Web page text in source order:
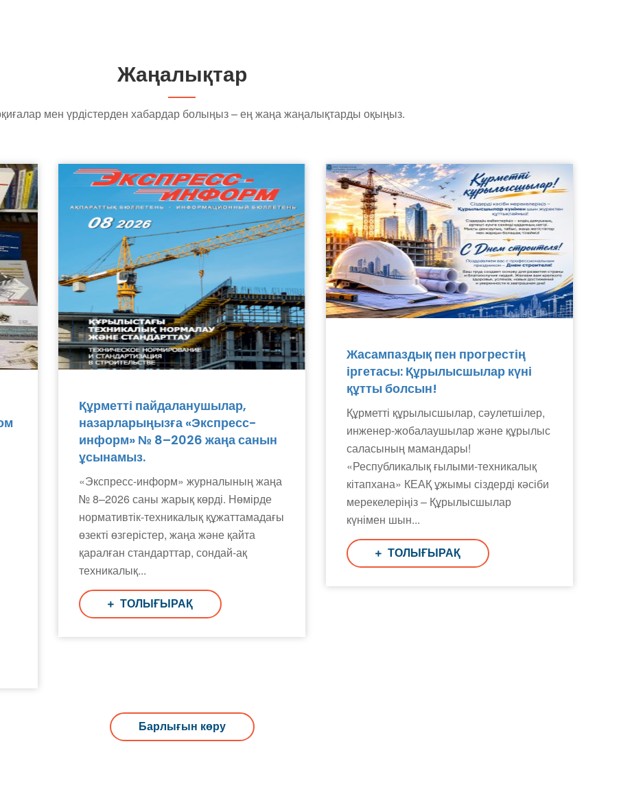
Жаңалықтар
мен үрдістерден хабардар болыңыз – ең жаңа жаңалықтарды оқыңыз.
Құрметті пайдаланушылар,
назарларыңызға «Экспресс-
информ» № 8–2026 жаңа санын
ұсынамыз.
«Экспресс-информ» журналының жаңа
№ 8–2026 саны жарық көрді. Нөмірде
нормативтік-техникалық құжаттамадағы
өзекті өзгерістер, жаңа және қайта
қаралған стандарттар, сондай-ақ
техникалық...
ТОЛЫҒЫРАҚ
Жасампаздық пен прогрестің
іргетасы: Құрылысшылар күні
құтты болсын!
Құрметті құрылысшылар, сәулетшілер,
инженер-жобалаушылар және құрылыс
саласының мамандары!
«Республикалық ғылыми-техникалық
кітапхана» КЕАҚ ұжымы сіздерді кәсіби
мерекелеріңіз – Құрылысшылар
күнімен шын...
ТОЛЫҒЫРАҚ
Барлығын көру